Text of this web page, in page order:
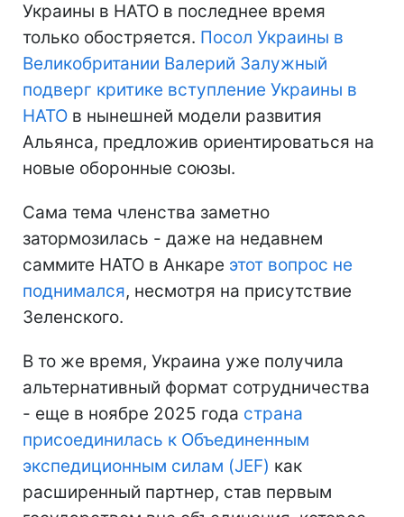
Украины в НАТО в последнее время
только обостряется. Посол Украины в
Великобритании Валерий Залужный
подверг критике вступление Украины в
НАТО в нынешней модели развития
Альянса, предложив ориентироваться на
новые оборонные союзы.
Сама тема членства заметно
затормозилась - даже на недавнем
саммите НАТО в Анкаре этот вопрос не
поднимался, несмотря на присутствие
Зеленского.
В то же время, Украина уже получила
альтернативный формат сотрудничества
- еще в ноябре 2025 года страна
присоединилась к Объединенным
экспедиционным силам (JEF) как
расширенный партнер, став первым